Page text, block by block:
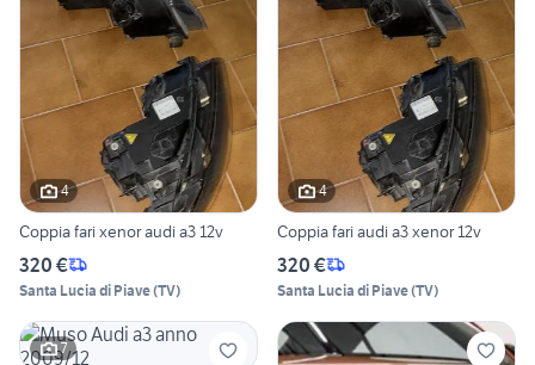
4
Coppia fari xenor audi a3 12v
320 €
Santa Lucia di Piave(TV)
4
Coppia fari audi a3 xenor 12v
320 €
Santa Lucia di Piave(TV)
7